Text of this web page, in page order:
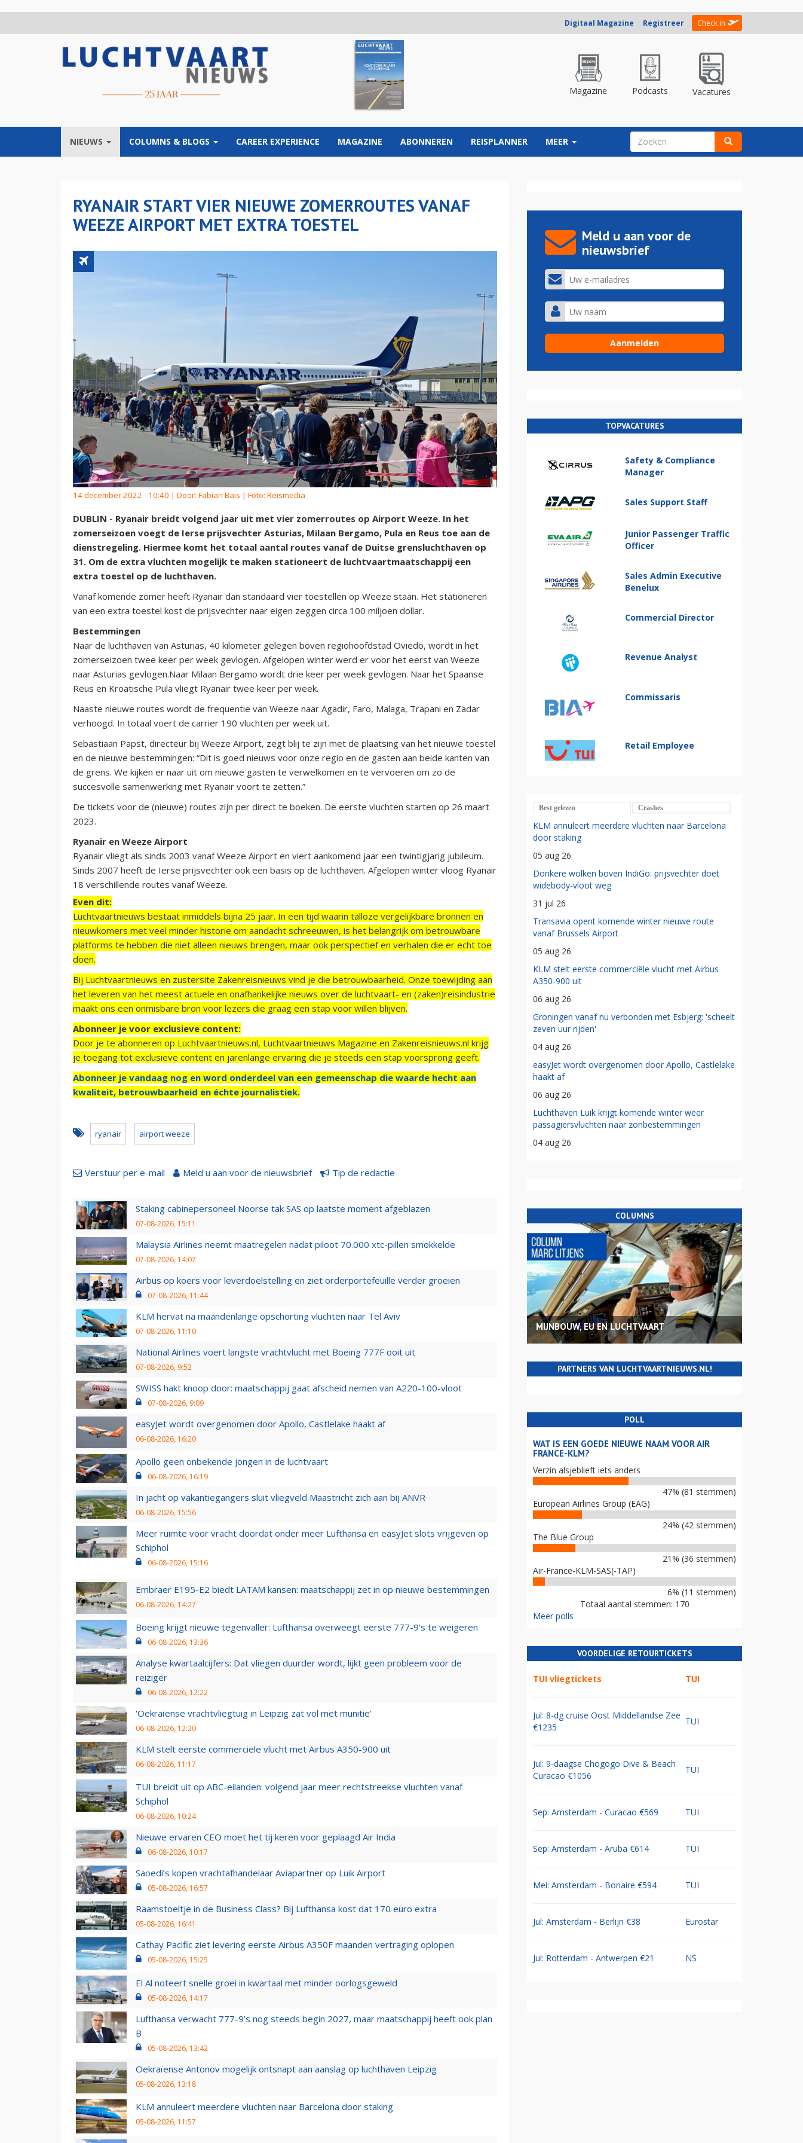
Digitaal Magazine Registreer Check in
Magazine Podcasts Vacatures
NIEUWS COLUMNS & BLOGS CAREER EXPERIENCE MAGAZINE ABONNEREN REISPLANNER MEER ZOEKVELD
RYANAIR START VIER NIEUWE ZOMERROUTES VANAF
WEEZE AIRPORT MET EXTRA TOESTEL
14 december 2022 - 10:40 | Door: Fabian Bais | Foto: Reismedia
DUBLIN - Ryanair breidt volgend jaar uit met vier zomerroutes op Airport Weeze. In het
zomerseizoen voegt de Ierse prijsvechter Asturias, Milaan Bergamo, Pula en Reus toe aan de
dienstregeling. Hiermee komt het totaal aantal routes vanaf de Duitse grensluchthaven op
31. Om de extra vluchten mogelijk te maken stationeert de luchtvaartmaatschappij een
extra toestel op de luchthaven.
Vanaf komende zomer heeft Ryanair dan standaard vier toestellen op Weeze staan. Het stationeren
van een extra toestel kost de prijsvechter naar eigen zeggen circa 100 miljoen dollar.
Bestemmingen
Naar de luchthaven van Asturias, 40 kilometer gelegen boven regiohoofdstad Oviedo, wordt in het
zomerseizoen twee keer per week gevlogen. Afgelopen winter werd er voor het eerst van Weeze
naar Asturias gevlogen.Naar Milaan Bergamo wordt drie keer per week gevlogen. Naar het Spaanse
Reus en Kroatische Pula vliegt Ryanair twee keer per week.
Naaste nieuwe routes wordt de frequentie van Weeze naar Agadir, Faro, Malaga, Trapani en Zadar
verhoogd. In totaal voert de carrier 190 vluchten per week uit.
Sebastiaan Papst, directeur bij Weeze Airport, zegt blij te zijn met de plaatsing van het nieuwe toestel
en de nieuwe bestemmingen: “Dit is goed nieuws voor onze regio en de gasten aan beide kanten van
de grens. We kijken er naar uit om nieuwe gasten te verwelkomen en te vervoeren om zo de
succesvolle samenwerking met Ryanair voort te zetten.”
De tickets voor de (nieuwe) routes zijn per direct te boeken. De eerste vluchten starten op 26 maart
2023.
Ryanair en Weeze Airport
Ryanair vliegt als sinds 2003 vanaf Weeze Airport en viert aankomend jaar een twintigjarig jubileum.
Sinds 2007 heeft de Ierse prijsvechter ook een basis op de luchthaven. Afgelopen winter vloog Ryanair
18 verschillende routes vanaf Weeze.
Even dit:
Luchtvaartnieuws bestaat inmiddels bijna 25 jaar. In een tijd waarin talloze vergelijkbare bronnen en
nieuwkomers met veel minder historie om aandacht schreeuwen, is het belangrijk om betrouwbare
platforms te hebben die niet alleen nieuws brengen, maar ook perspectief en verhalen die er echt toe
doen.
Bij Luchtvaartnieuws en zustersite Zakenreisnieuws vind je die betrouwbaarheid. Onze toewijding aan
het leveren van het meest actuele en onafhankelijke nieuws over de luchtvaart- en (zaken)reisindustrie
maakt ons een onmisbare bron voor lezers die graag een stap voor willen blijven.
Abonneer je voor exclusieve content:
Door je te abonneren op Luchtvaartnieuws.nl, Luchtvaartnieuws Magazine en Zakenreisnieuws.nl krijg
je toegang tot exclusieve content en jarenlange ervaring die je steeds een stap voorsprong geeft.
Abonneer je vandaag nog en word onderdeel van een gemeenschap die waarde hecht aan
kwaliteit, betrouwbaarheid en échte journalistiek.
ryanair airport weeze
Verstuur per e-mail Meld u aan voor de nieuwsbrief Tip de redactie
Staking cabinepersoneel Noorse tak SAS op laatste moment afgeblazen
07-08-2026, 15:11
Malaysia Airlines neemt maatregelen nadat piloot 70.000 xtc-pillen smokkelde
07-08-2026, 14:07
Airbus op koers voor leverdoelstelling en ziet orderportefeuille verder groeien
07-08-2026, 11:44
KLM hervat na maandenlange opschorting vluchten naar Tel Aviv
07-08-2026, 11:10
National Airlines voert langste vrachtvlucht met Boeing 777F ooit uit
07-08-2026, 9:52
SWISS hakt knoop door: maatschappij gaat afscheid nemen van A220-100-vloot
07-08-2026, 9:09
easyJet wordt overgenomen door Apollo, Castlelake haakt af
06-08-2026, 16:20
Apollo geen onbekende jongen in de luchtvaart
06-08-2026, 16:19
In jacht op vakantiegangers sluit vliegveld Maastricht zich aan bij ANVR
06-08-2026, 15:56
Meer ruimte voor vracht doordat onder meer Lufthansa en easyJet slots vrijgeven op
Schiphol
06-08-2026, 15:16
Embraer E195-E2 biedt LATAM kansen: maatschappij zet in op nieuwe bestemmingen
06-08-2026, 14:27
Boeing krijgt nieuwe tegenvaller: Lufthansa overweegt eerste 777-9’s te weigeren
06-08-2026, 13:36
Analyse kwartaalcijfers: Dat vliegen duurder wordt, lijkt geen probleem voor de
reiziger
06-08-2026, 12:22
'Oekraïense vrachtvliegtuig in Leipzig zat vol met munitie'
06-08-2026, 12:20
KLM stelt eerste commerciële vlucht met Airbus A350-900 uit
06-08-2026, 11:17
TUI breidt uit op ABC-eilanden: volgend jaar meer rechtstreekse vluchten vanaf
Schiphol
06-08-2026, 10:24
Nieuwe ervaren CEO moet het tij keren voor geplaagd Air India
06-08-2026, 10:17
Saoedi’s kopen vrachtafhandelaar Aviapartner op Luik Airport
05-08-2026, 16:57
Raamstoeltje in de Business Class? Bij Lufthansa kost dat 170 euro extra
05-08-2026, 16:41
Cathay Pacific ziet levering eerste Airbus A350F maanden vertraging oplopen
05-08-2026, 15:25
El Al noteert snelle groei in kwartaal met minder oorlogsgeweld
05-08-2026, 14:17
Lufthansa verwacht 777-9’s nog steeds begin 2027, maar maatschappij heeft ook plan
B
05-08-2026, 13:42
Oekraïense Antonov mogelijk ontsnapt aan aanslag op luchthaven Leipzig
05-08-2026, 13:18
KLM annuleert meerdere vluchten naar Barcelona door staking
05-08-2026, 11:57
Meld u aan voor de
nieuwsbrief
TOPVACATURES
Safety & Compliance
Manager
Sales Support Staff
Junior Passenger Traffic
Officer
Sales Admin Executive
Benelux
Commercial Director
Revenue Analyst
Commissaris
Retail Employee
Best gelezen Crashes
KLM annuleert meerdere vluchten naar Barcelona
door staking
05 aug 26
Donkere wolken boven IndiGo: prijsvechter doet
widebody-vloot weg
31 jul 26
Transavia opent komende winter nieuwe route
vanaf Brussels Airport
05 aug 26
KLM stelt eerste commerciële vlucht met Airbus
A350-900 uit
06 aug 26
Groningen vanaf nu verbonden met Esbjerg: 'scheelt
zeven uur rijden'
04 aug 26
easyJet wordt overgenomen door Apollo, Castlelake
haakt af
06 aug 26
Luchthaven Luik krijgt komende winter weer
passagiersvluchten naar zonbestemmingen
04 aug 26
COLUMNS
MIJNBOUW, EU EN LUCHTVAART
PARTNERS VAN LUCHTVAARTNIEUWS.NL!
POLL
WAT IS EEN GOEDE NIEUWE NAAM VOOR AIR
FRANCE-KLM?
Verzin alsjeblieft iets anders
47% (81 stemmen)
European Airlines Group (EAG)
24% (42 stemmen)
The Blue Group
21% (36 stemmen)
Air-France-KLM-SAS(-TAP)
6% (11 stemmen)
Totaal aantal stemmen: 170
Meer polls
VOORDELIGE RETOURTICKETS
TUI vliegtickets TUI
Jul: 8-dg cruise Oost Middellandse Zee
€1235
TUI
Jul: 9-daagse Chogogo Dive & Beach
Curacao €1056
TUI
Sep: Amsterdam - Curacao €569 TUI
Sep: Amsterdam - Aruba €614 TUI
Mei: Amsterdam - Bonaire €594 TUI
Jul: Amsterdam - Berlijn €38 Eurostar
Jul: Rotterdam - Antwerpen €21 NS